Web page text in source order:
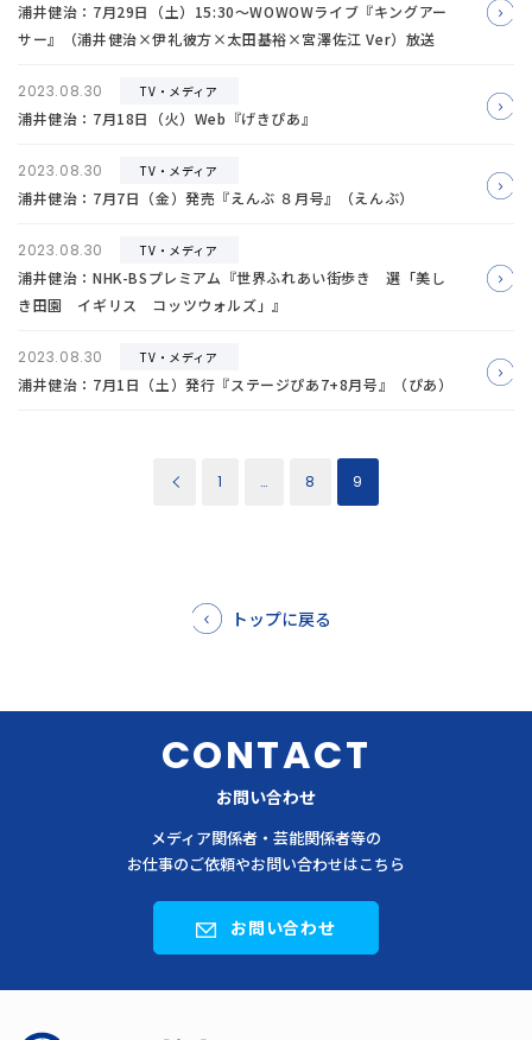
浦井健治：7月29日（土）15:30～WOWOWライブ『キングアー
サー』（浦井健治×伊礼彼方×太田基裕×宮澤佐江 Ver）放送
2023.08.30 TV・メディア
浦井健治：7月18日（火）Web『げきぴあ』
2023.08.30 TV・メディア
浦井健治：7月7日（金）発売『えんぶ ８月号』（えんぶ）
2023.08.30 TV・メディア
浦井健治：NHK-BSプレミアム『世界ふれあい街歩き 選「美し
き田園 イギリス コッツウォルズ」』
2023.08.30 TV・メディア
浦井健治：7月1日（土）発行『ステージぴあ7+8月号』（ぴあ）
1 … 8 9
トップに戻る
CONTACT
お問い合わせ
メディア関係者・芸能関係者等の
お仕事のご依頼やお問い合わせはこちら
お問い合わせ